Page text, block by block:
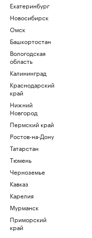
Екатеринбург
Новосибирск
Омск
Башкортостан
Вологодская
область
Калининград
Краснодарский
край
Нижний
Новгород
Пермский край
Ростов-на-Дону
Татарстан
Тюмень
Черноземье
Кавказ
Карелия
Мурманск
Приморский
край